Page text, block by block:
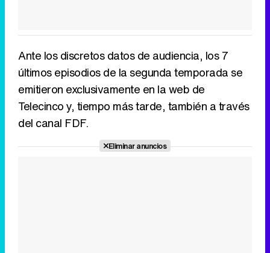
Ante los discretos datos de audiencia, los 7
últimos episodios de la segunda temporada se
emitieron exclusivamente en la web de
Telecinco y, tiempo más tarde, también a través
del canal FDF.
Eliminar anuncios